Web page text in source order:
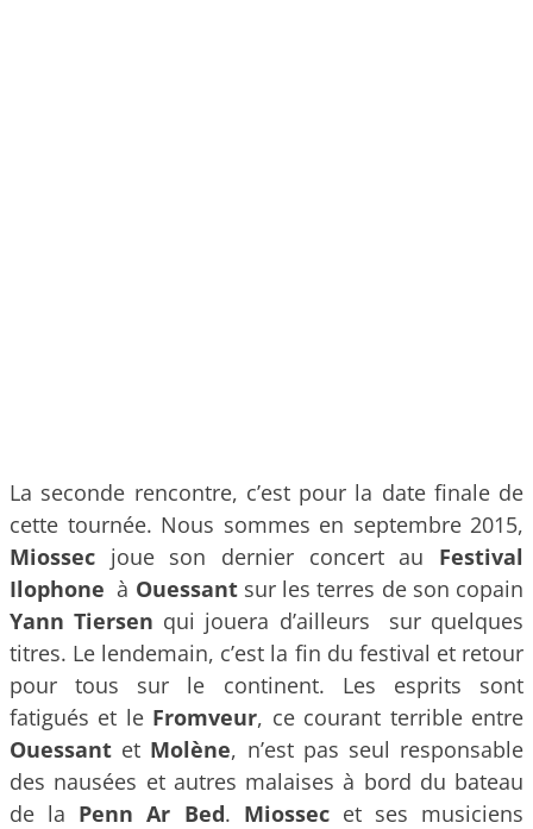
La seconde rencontre, c’est pour la date finale de
cette tournée. Nous sommes en septembre 2015,
Miossec joue son dernier concert au Festival
Ilophone à Ouessantsur les terres de son copain
Yann Tiersen qui jouera d’ailleurs sur quelques
titres. Le lendemain, c’est la fin du festival et retour
pour tous sur le continent. Les esprits sont
fatigués et leFromveur, ce courant terrible entre
Ouessant et Molène, n’est pas seul responsable
des nausées et autres malaises à bord du bateau
de la Penn Ar Bed. Miossecet ses musiciens